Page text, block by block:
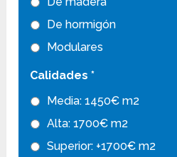
De hormigón
Modulares
Calidades *
Media: 1450€ m2
Alta: 1700€ m2
Superior: +1700€ m2